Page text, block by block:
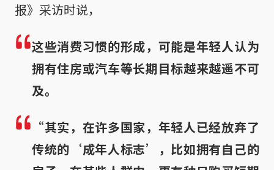
报》采访时说，
这些消费习惯的形成，可能是年轻人认为
拥有住房或汽车等长期目标越来越遥不可
及。
“其实，在许多国家，年轻人已经放弃了
传统的‘成年人标志’，比如拥有自己的